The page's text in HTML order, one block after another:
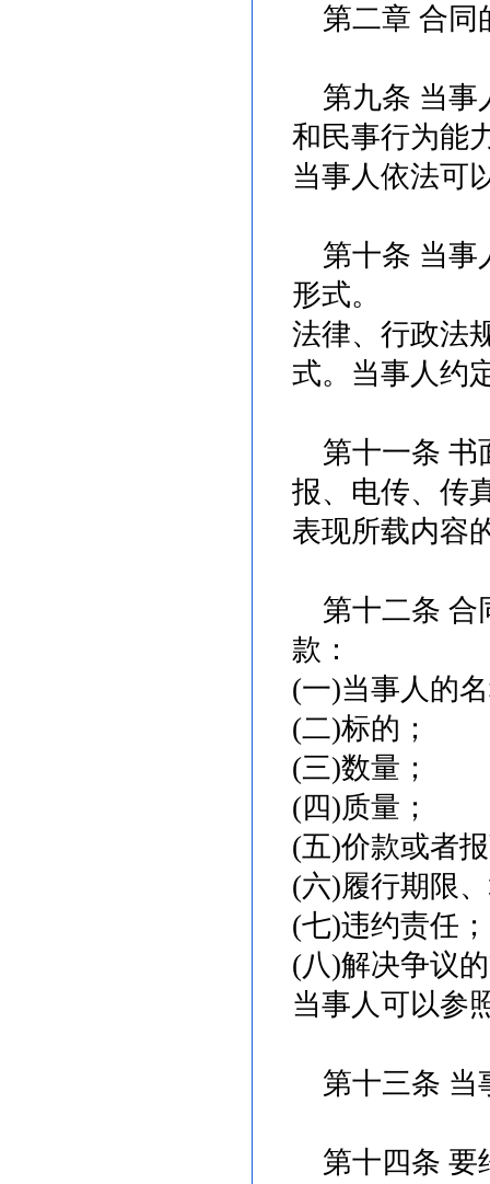
第二章 合同
第九条 当事
和民事行为能
当事人依法可
第十条 当事
形式。
法律、行政法
式。当事人约
第十一条 书
报、电传、传
表现所载内容
第十二条 合
款：
(一)当事人的
(二)标的；
(三)数量；
(四)质量；
(五)价款或者
(六)履行期限
(七)违约责任；
(八)解决争议
当事人可以参
第十三条 当
第十四条 要